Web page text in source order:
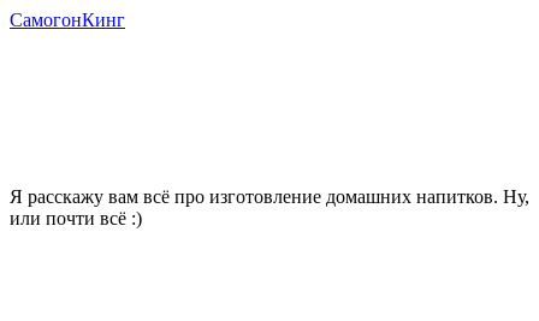
СамогонКинг
Я расскажу вам всё про изготовление домашних напитков. Ну,
или почти всё :)